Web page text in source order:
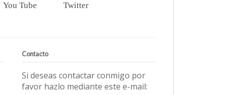
You Tube Twitter
Contacto
Si deseas contactar conmigo por
favor hazlo mediante este e-mail: